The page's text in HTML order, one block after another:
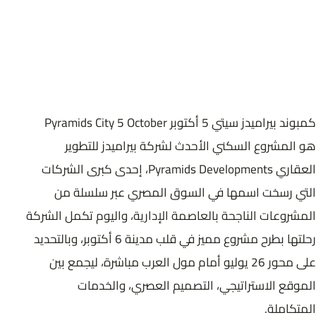
كمبوند بيراميدز سيتي 5 أكتوبر Pyramids City 5 October
هو المشروع السكني الأحدث لشركة بيراميدز للتطوير
العقاري Pyramids Developments، إحدى كبرى الشركات
التي رسخت اسمها في السوق المصري عبر سلسلة من
المشروعات الناجحة بالعاصمة الإدارية، واليوم تكمل الشركة
رحلتها بطرح مشروع مميز في قلب مدينة 6 أكتوبر، وبالتحديد
على محور 26 يوليو أمام مول العرب مباشرة، ليجمع بين
الموقع الاستراتيجي، التصميم العصري، والخدمات
المتكاملة.